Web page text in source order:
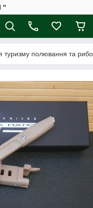
"
туризму полювання та